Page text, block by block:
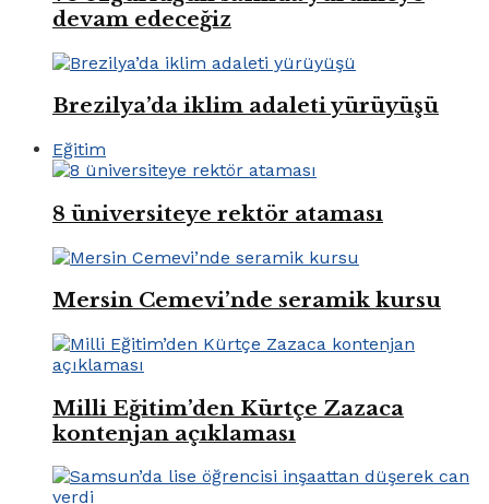
devam edeceğiz
Brezilya’da iklim adaleti yürüyüşü
Eğitim
8 üniversiteye rektör ataması
Mersin Cemevi’nde seramik kursu
Milli Eğitim’den Kürtçe Zazaca
kontenjan açıklaması